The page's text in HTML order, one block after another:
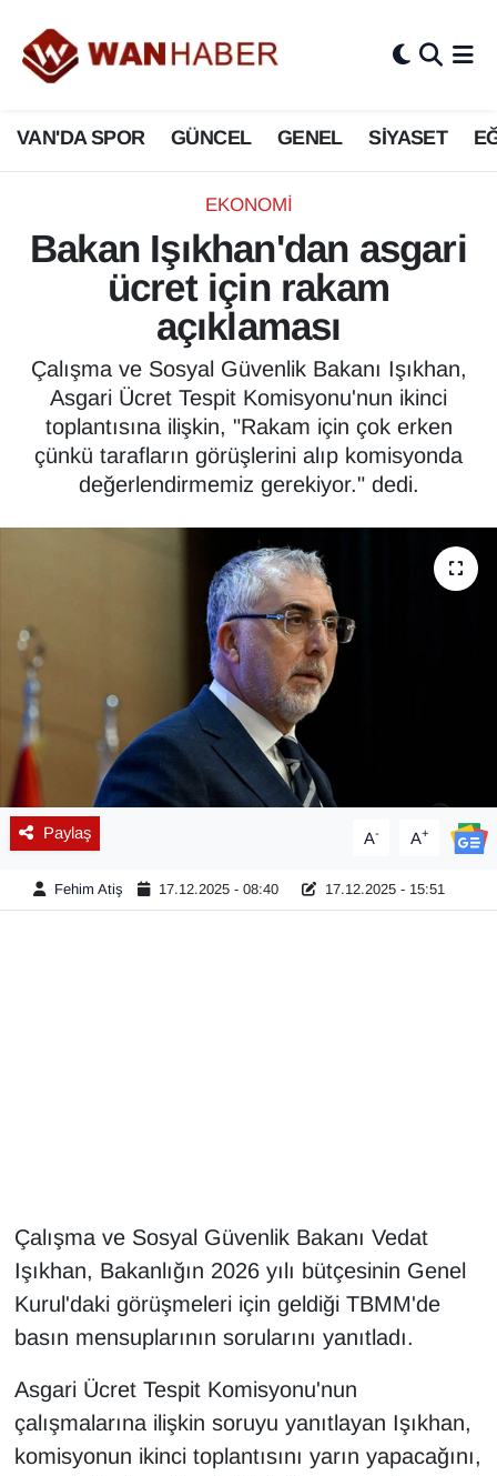
VAN'DA SPOR GÜNCEL GENEL SİYASET
EKONOMİ
Bakan Işıkhan'dan asgari
ücret için rakam
açıklaması
Çalışma ve Sosyal Güvenlik Bakanı Işıkhan,
Asgari Ücret Tespit Komisyonu'nun ikinci
toplantısına ilişkin, "Rakam için çok erken
çünkü tarafların görüşlerini alıp komisyonda
değerlendirmemiz gerekiyor." dedi.
Paylaş A- A+
Fehim Atiş 17.12.2025 - 08:40 17.12.2025 - 15:51
Çalışma ve Sosyal Güvenlik Bakanı Vedat
Işıkhan, Bakanlığın 2026 yılı bütçesinin Genel
Kurul'daki görüşmeleri için geldiği TBMM'de
basın mensuplarının sorularını yanıtladı.
Asgari Ücret Tespit Komisyonu'nun
çalışmalarına ilişkin soruyu yanıtlayan Işıkhan,
komisyonun ikinci toplantısını yarın yapacağını,
3.SAYFA
ASAYİŞ
BİLİM VE TEKNOLOJİ
Biyografi
ÇEVRE
Deprem
Dernekler, Odalar
EKONOMİ
Eleman
Emlak
En çok konuşulanlar
Kadın
Kamu Alımları
Kim Kimdir?
Kültür & Sanat
Van Nöbetçi Eczaneler
Van Hava Durumu
Van Namaz Vakitleri
Van Trafik Yoğunluk Haritası
Süper Lig Puan Durumu ve Fikstür
Tüm Manşetler
Son Dakika Haberleri
Haber Arşivi